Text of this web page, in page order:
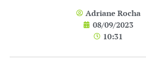
Adriane Rocha
08/09/2023
10:31